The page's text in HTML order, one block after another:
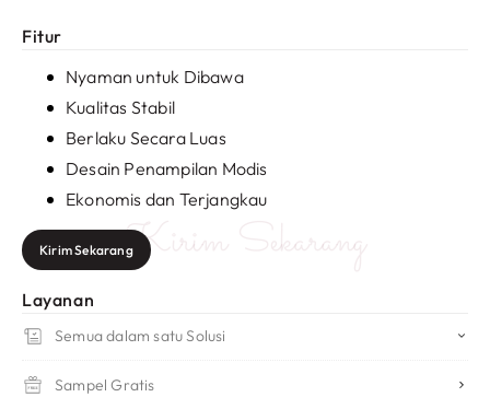
Fitur
Nyaman untuk Dibawa
Kualitas Stabil
Berlaku Secara Luas
Desain Penampilan Modis
Ekonomis dan Terjangkau
Kirim SekarangKirim Sekarang
Layanan
Semua dalam satu Solusi
Sampel Gratis